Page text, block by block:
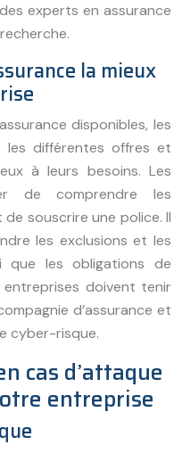
experts en assurance
la mieux
disponibles, les
les différentes offres et
à leurs besoins. Les
de comprendre les
souscrire une police. Il
les exclusions et les
que les obligations de
entreprises doivent tenir
d’assurance et
cyber-risque.
cas d’attaque
entreprise